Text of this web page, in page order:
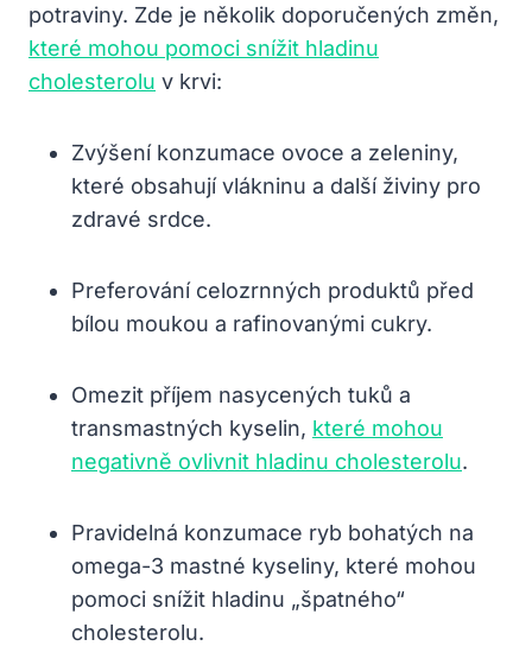
potraviny. Zde je několik doporučených změn,
které mohou pomoci snížit hladinu
cholesterolu v krvi:
Zvýšení konzumace ovoce a zeleniny,
které obsahují vlákninu a další živiny pro
zdravé srdce.
Preferování celozrnných produktů před
bílou moukou a rafinovanými cukry.
Omezit příjem nasycených tuků a
transmastných kyselin, které mohou
negativně ovlivnit hladinu cholesterolu.
Pravidelná konzumace ryb bohatých na
omega-3 mastné kyseliny, které mohou
pomoci snížit hladinu „špatného“
cholesterolu.